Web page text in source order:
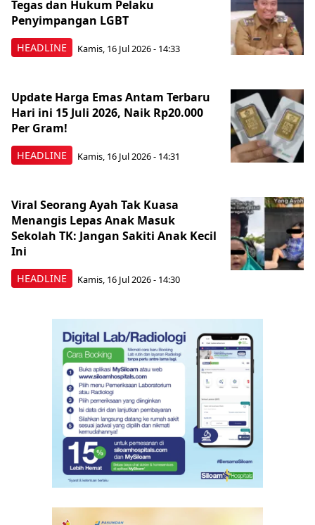
HEADLINE
Tegas dan Hukum Pelaku
Penyimpangan LGBT
Kamis, 16 Jul 2026 - 14:33
HEADLINE
Update Harga Emas Antam Terbaru
Hari ini 15 Juli 2026, Naik Rp20.000
Per Gram!
Kamis, 16 Jul 2026 - 14:31
HEADLINE
Viral Seorang Ayah Tak Kuasa
Menangis Lepas Anak Masuk
Sekolah TK: Jangan Sakiti Anak Kecil
Ini
Kamis, 16 Jul 2026 - 14:30